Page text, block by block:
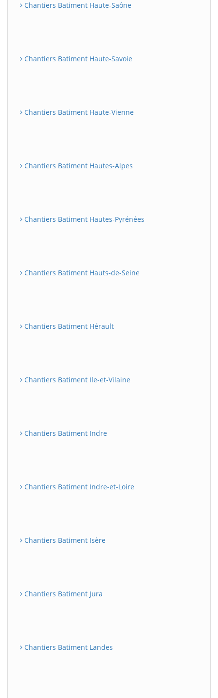
Chantiers Batiment Haute-Saône
Chantiers Batiment Haute-Savoie
Chantiers Batiment Haute-Vienne
Chantiers Batiment Hautes-Alpes
Chantiers Batiment Hautes-Pyrénées
Chantiers Batiment Hauts-de-Seine
Chantiers Batiment Hérault
Chantiers Batiment Ile-et-Vilaine
Chantiers Batiment Indre
Chantiers Batiment Indre-et-Loire
Chantiers Batiment Isère
Chantiers Batiment Jura
Chantiers Batiment Landes